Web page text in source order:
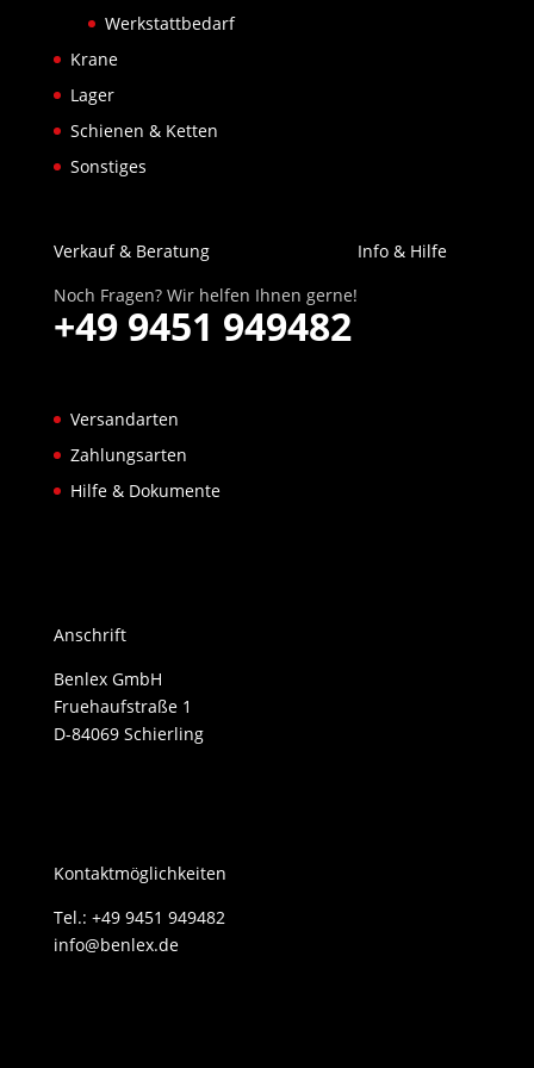
Werkstattbedarf
Krane
Lager
Schienen & Ketten
Sonstiges
Verkauf & Beratung
Noch Fragen? Wir helfen Ihnen gerne!
+49 9451 949482
Info & Hilfe
Versandarten
Zahlungsarten
Hilfe & Dokumente
Anschrift
Benlex GmbH
Fruehaufstraße 1
D-84069 Schierling
Kontaktmöglichkeiten
Tel.: +49 9451 949482
info@benlex.de